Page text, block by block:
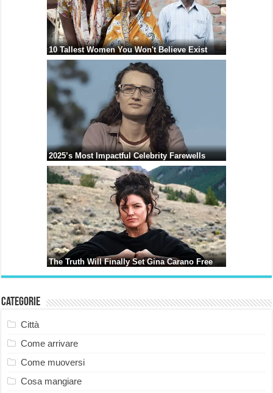
Categorie
Città
Come arrivare
Come muoversi
Cosa mangiare